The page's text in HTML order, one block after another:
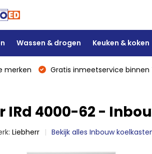
Wassen & drogen Keuken & koken
merken Gratis inmeetservice binnen
IRd 4000-62 -
Liebherr Bekijk alles Inbouw